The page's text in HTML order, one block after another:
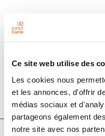
Ce site web utilise des
Les cookies nous
et les annonces, d'offrir
médias sociaux et
partageons également
notre site avec nos
DOI :10.1111/